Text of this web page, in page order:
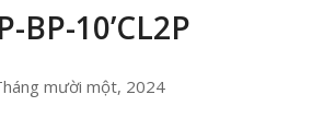
BP-10’CL2P
mười một, 2024